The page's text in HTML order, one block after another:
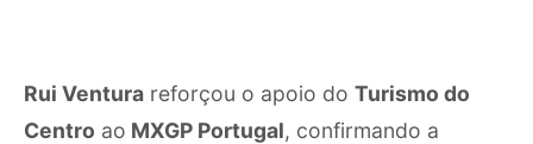
Rui Ventura reforçou o apoio do Turismo do
Centro ao MXGP Portugal, confirmando a